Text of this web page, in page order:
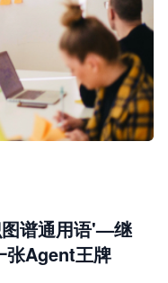
谱通用语'—继
张Agent王牌